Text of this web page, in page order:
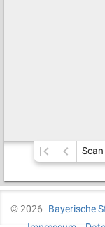
Scan
©2026
Bayerische